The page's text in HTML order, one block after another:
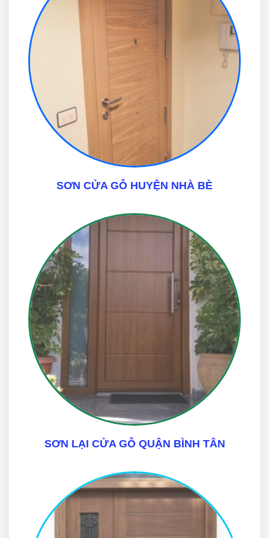
SƠN CỬA GỖ HUYỆN NHÀ BÈ
SƠN LẠI CỬA GỖ QUẬN BÌNH TÂN